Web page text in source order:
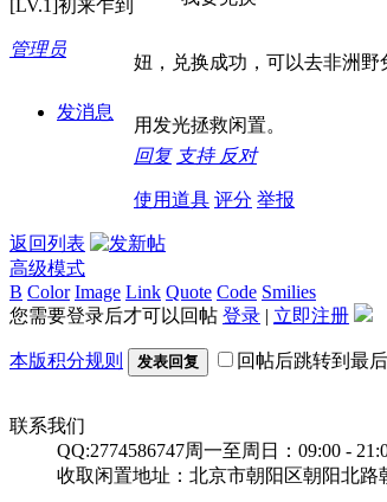
[LV.1]初来乍到
管理员
发消息
妞，兑换成功，可以去非洲
用发光拯救闲置。
回复 支持 反对
使用道具 评分 举报
返回列表
高级模式
B Color Image Link Quote Code Smilies
您需要登录后才可以回帖 登录 | 立即注册
本版积分规则 发表回复 回帖后跳转到最
联系我们
QQ:2774586747周一至周日：09:00 -
收取闲置地址：北京市朝阳区朝阳北